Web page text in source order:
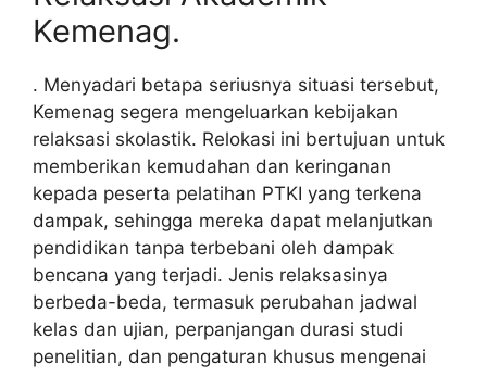
Kemenag.
. Menyadari betapa seriusnya situasi tersebut,
Kemenag segera mengeluarkan kebijakan
relaksasi skolastik. Relokasi ini bertujuan untuk
memberikan kemudahan dan keringanan
kepada peserta pelatihan PTKI yang terkena
dampak, sehingga mereka dapat melanjutkan
pendidikan tanpa terbebani oleh dampak
bencana yang terjadi. Jenis relaksasinya
berbeda-beda, termasuk perubahan jadwal
kelas dan ujian, perpanjangan durasi studi
penelitian, dan pengaturan khusus mengenai